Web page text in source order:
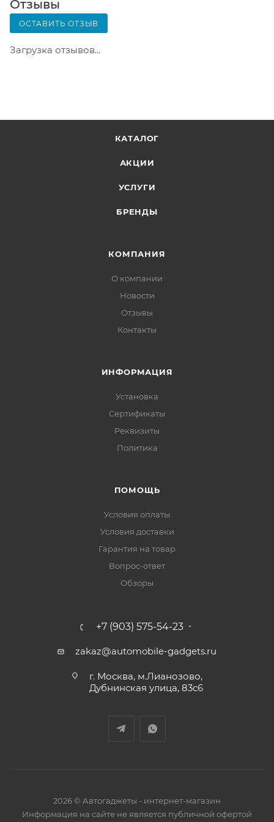
только после оплаты заказа. Один заказ может
содержать не больше 10 позиций и его стоимость
не должна превышать 100 000 р.
Отзывы
ОСТАВИТЬ ОТЗЫВ
Загрузка отзывов...
КАТАЛОГ
АКЦИИ
УСЛУГИ
БРЕНДЫ
КОМПАНИЯ
О компании
Новости
Отзывы
Контакты
ИНФОРМАЦИЯ
Установка
Сертификаты
Реквизиты
Политика
ПОМОЩЬ
Условия оплаты
Условия доставки
Гарантия на товар
Вопрос-ответ
Обзоры
+7 (903) 575-54-23
zakaz@automobile-gadgets.ru
г. Москва, м.Лианозово,
Дубнинская улица, 83с6
2026 © Автогаджеты - интернет-магазин
Информация на сайте не является публичной офертой